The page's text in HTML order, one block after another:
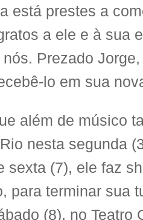
está prestes a
a ele e à sua
Prezado
lo em sua
além de músico
nesta segunda
sexta (7), ele faz
para terminar sua
(8), no Teatro